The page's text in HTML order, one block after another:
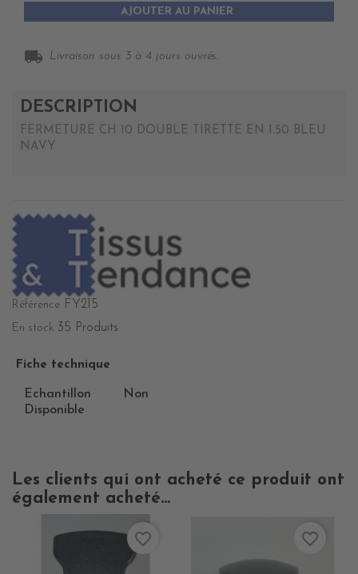
AJOUTER AU PANIER
local_shipping Livraison sous 3 à 4 jours ouvrés.
DESCRIPTION
FERMETURE CH 10 DOUBLE TIRETTE EN 1.50 BLEU
NAVY
Référence FY215
En stock 35 Produits
Fiche technique
Echantillon
Disponible
Non
Les clients qui ont acheté ce produit ont
également acheté...
favorite_border favorite_border